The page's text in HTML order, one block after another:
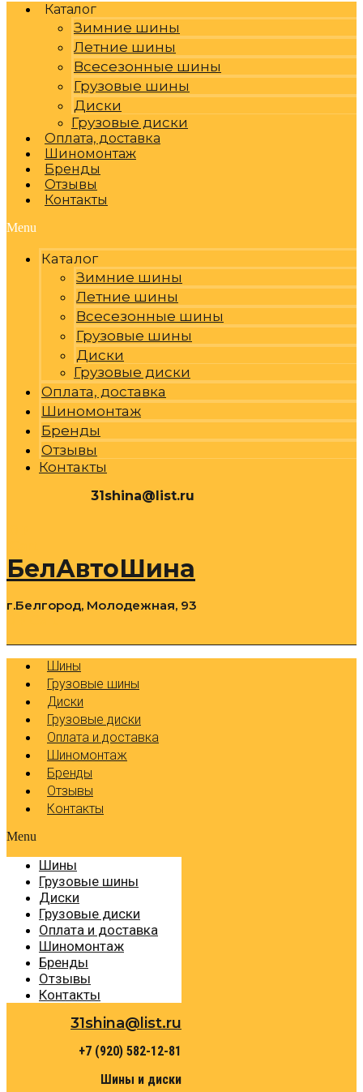
Каталог
Зимние шины
Летние шины
Всесезонные шины
Грузовые шины
Диски
Грузовые диски
Оплата, доставка
Шиномонтаж
Бренды
Отзывы
Контакты
Menu
Каталог
Зимние шины
Летние шины
Всесезонные шины
Грузовые шины
Диски
Грузовые диски
Оплата, доставка
Шиномонтаж
Бренды
Отзывы
Контакты
31shina@list.ru
БелАвтоШина
г.Белгород, Молодежная, 93
Шины
Грузовые шины
Диски
Грузовые диски
Оплата и доставка
Шиномонтаж
Бренды
Отзывы
Контакты
Menu
Шины
Грузовые шины
Диски
Грузовые диски
Оплата и доставка
Шиномонтаж
Бренды
Отзывы
Контакты
31shina@list.ru
+7 (920) 582-12-81
Шины и диски